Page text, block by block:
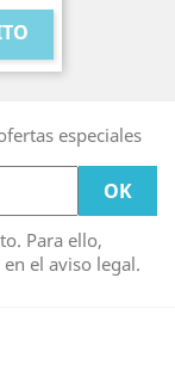
especiales
Para ello,
el aviso legal.